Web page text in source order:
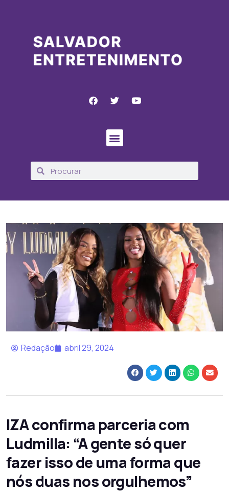
Redação abril 29, 2024
IZA confirma parceria com
Ludmilla: “A gente só quer
fazer isso de uma forma que
nós duas nos orgulhemos”